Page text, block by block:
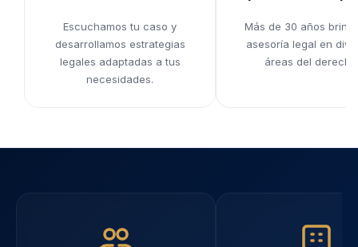
Escuchamos tu caso y
desarrollamos estrategias
legales adaptadas a tus
necesidades.
Más de 30 años
asesoría legal en
áreas del